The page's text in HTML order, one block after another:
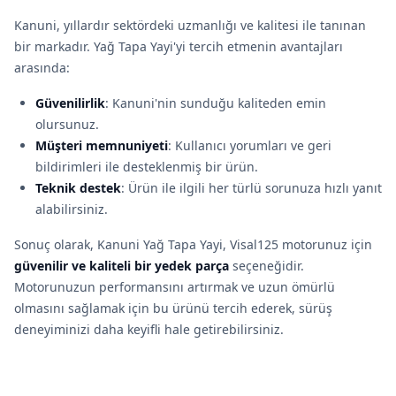
Kanuni, yıllardır sektördeki uzmanlığı ve kalitesi ile tanınan
bir markadır. Yağ Tapa Yayi'yi tercih etmenin avantajları
arasında:
Güvenilirlik: Kanuni'nin sunduğu kaliteden emin
olursunuz.
Müşteri memnuniyeti: Kullanıcı yorumları ve geri
bildirimleri ile desteklenmiş bir ürün.
Teknik destek: Ürün ile ilgili her türlü sorunuza hızlı yanıt
alabilirsiniz.
Sonuç olarak, Kanuni Yağ Tapa Yayi, Visal125 motorunuz için
güvenilir ve kaliteli bir yedek parça seçeneğidir.
Motorunuzun performansını artırmak ve uzun ömürlü
olmasını sağlamak için bu ürünü tercih ederek, sürüş
deneyiminizi daha keyifli hale getirebilirsiniz.